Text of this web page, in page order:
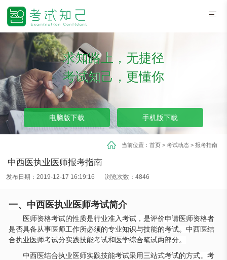
求知路上，无捷径
考试知己，更懂你
电脑版下载 手机版下载
当前位置： 首页> 考试动态> 报考指南
中西医执业医师报考指南
发布日期：2019-12-17 16:19:16 浏览次数：4846
一、中西医执业医师考试简介
医师资格考试的性质是行业准入考试，是评价申请医师资格者
是否具备从事医师工作所必须的专业知识与技能的考试。中西医结
合执业医师考试分实践技能考试和医学综合笔试两部分。
中西医结合执业医师实践技能考试采用三站式考试的方式。考